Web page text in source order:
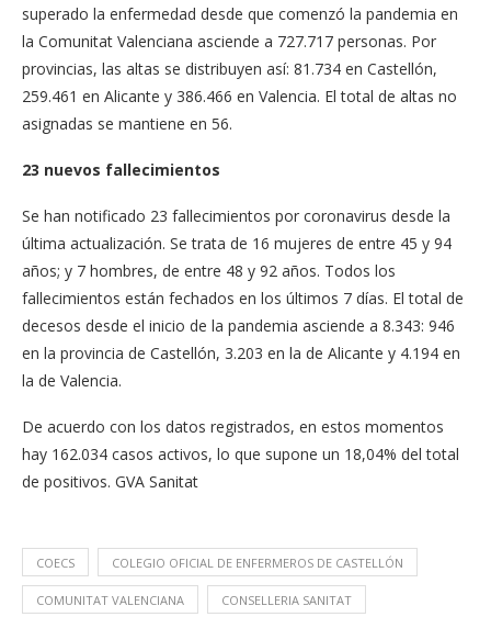
superado la enfermedad desde que comenzó la pandemia en
la Comunitat Valenciana asciende a 727.717 personas. Por
provincias, las altas se distribuyen así: 81.734 en Castellón,
259.461 en Alicante y 386.466 en Valencia. El total de altas no
asignadas se mantiene en 56.
23 nuevos fallecimientos
Se han notificado 23 fallecimientos por coronavirus desde la
última actualización. Se trata de 16 mujeres de entre 45 y 94
años; y 7 hombres, de entre 48 y 92 años. Todos los
fallecimientos están fechados en los últimos 7 días. El total de
decesos desde el inicio de la pandemia asciende a 8.343: 946
en la provincia de Castellón, 3.203 en la de Alicante y 4.194 en
la de Valencia.
De acuerdo con los datos registrados, en estos momentos
hay 162.034 casos activos, lo que supone un 18,04% del total
de positivos. GVA Sanitat
COECS COLEGIO OFICIAL DE ENFERMEROS DE CASTELLÓN
COMUNITAT VALENCIANA CONSELLERIA SANITAT